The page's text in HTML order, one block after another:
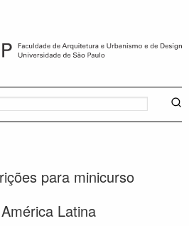
para minicurso
Latina